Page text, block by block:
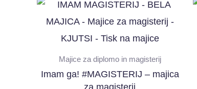
Majice za diplomo in magisterij
Imam ga! #MAGISTERIJ – majica
za magisterij